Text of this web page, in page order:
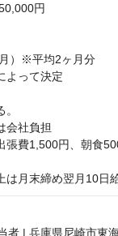
円
）※平均2ヶ月分
よって決定
会社負担
張費1,500円、朝食
は月末締め翌月10日